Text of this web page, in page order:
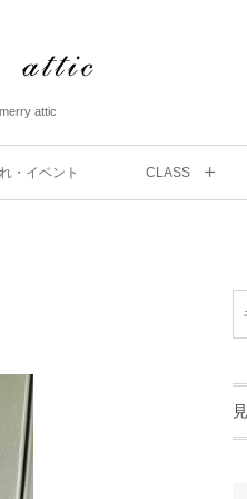
attic
・イベント CLASS